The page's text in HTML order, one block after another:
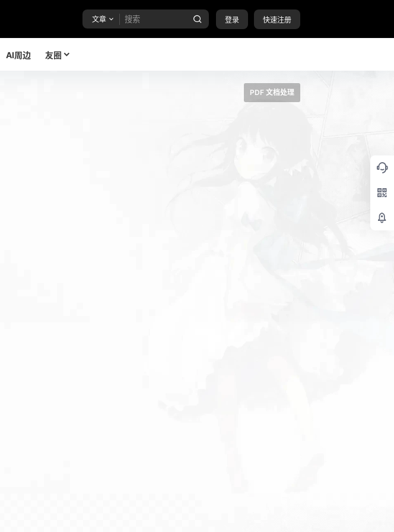
文章 登录 快速注册
AI周边 友圈
PDF 文档处理